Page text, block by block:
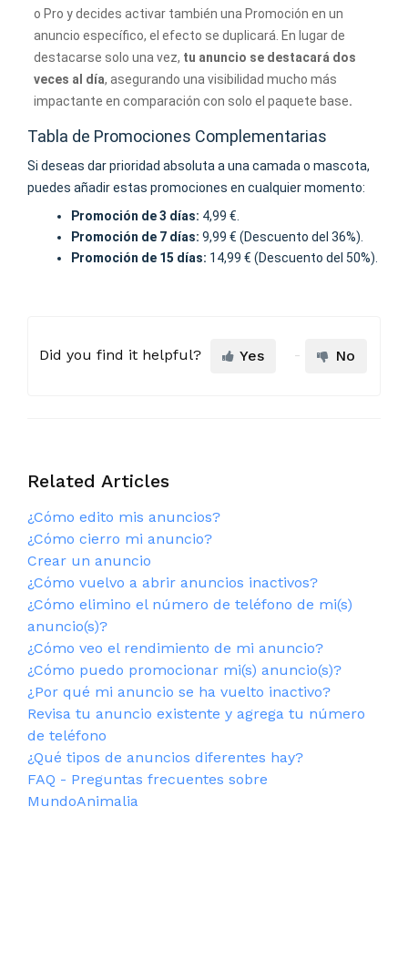
o Pro y decides activar también una Promoción en un
anuncio específico, el efecto se duplicará. En lugar de
destacarse solo una vez, tu anuncio se destacará dos
veces al día, asegurando una visibilidad mucho más
impactante en comparación con solo el paquete base.
Tabla de Promociones Complementarias
Si deseas dar prioridad absoluta a una camada o mascota,
puedes añadir estas promociones en cualquier momento:
Promoción de 3 días: 4,99 €.
Promoción de 7 días: 9,99 € (Descuento del 36%).
Promoción de 15 días: 14,99 € (Descuento del 50%).
Did you find it helpful? Yes No
Related Articles
¿Cómo edito mis anuncios?
¿Cómo cierro mi anuncio?
Crear un anuncio
¿Cómo vuelvo a abrir anuncios inactivos?
¿Cómo elimino el número de teléfono de mi(s)
anuncio(s)?
¿Cómo veo el rendimiento de mi anuncio?
¿Cómo puedo promocionar mi(s) anuncio(s)?
¿Por qué mi anuncio se ha vuelto inactivo?
Revisa tu anuncio existente y agrega tu número
de teléfono
¿Qué tipos de anuncios diferentes hay?
FAQ - Preguntas frecuentes sobre
MundoAnimalia